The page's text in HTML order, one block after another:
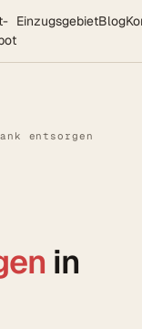
EinzugsgebietBlog
entsorgen
in